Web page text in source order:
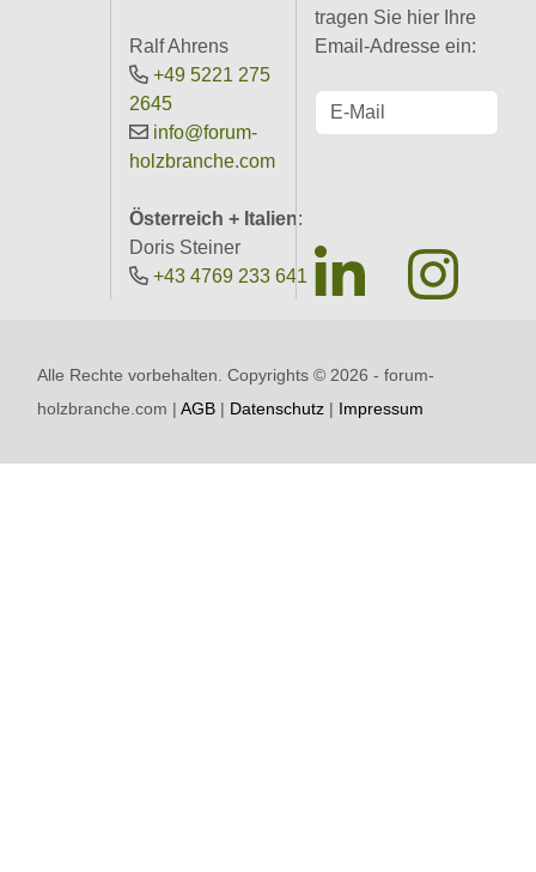
Ralf Ahrens
+49 5221 275
2645
info@forum-
holzbranche.com
Österreich + Italien:
Doris Steiner
+43 4769 233 641
tragen Sie hier Ihre
Email-Adresse ein:
Alle Rechte vorbehalten. Copyrights © 2026 - forum-
holzbranche.com |AGB | Datenschutz | Impressum